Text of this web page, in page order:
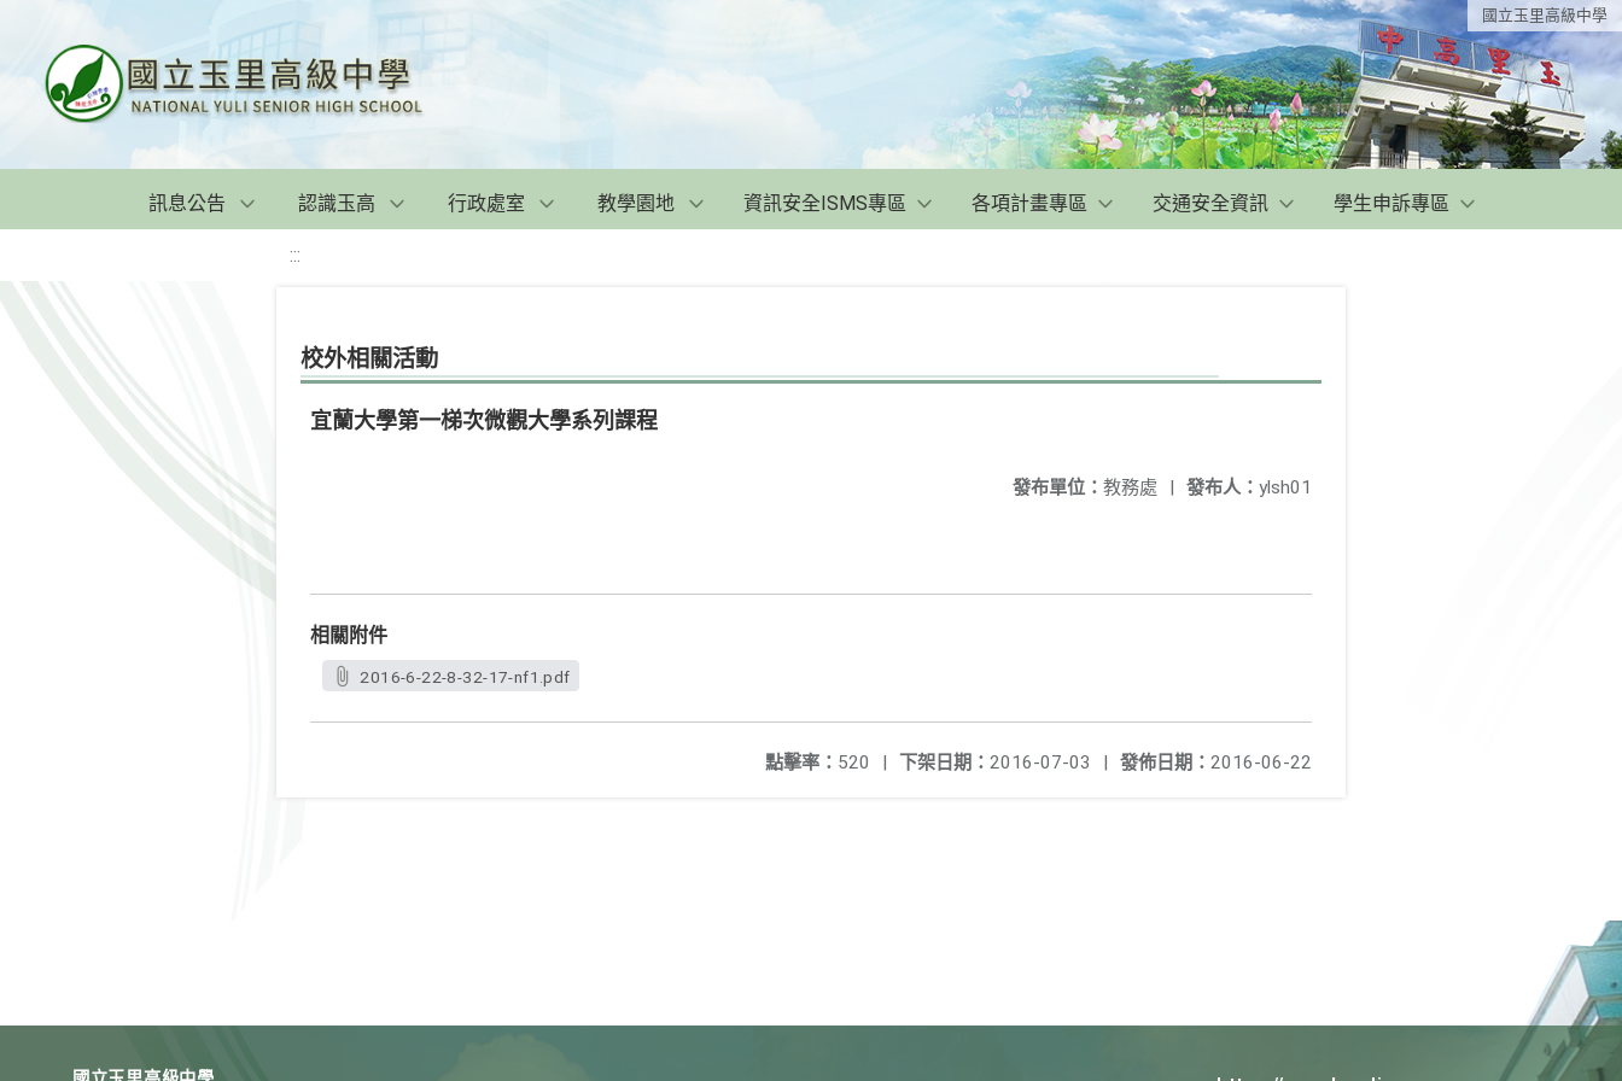
國立玉里高級中學
訊息公告 認識玉高 行政處室 教學園地 資訊安全ISMS專區 各項計畫專區 交通安全資訊 學生申訴專區
:::
校外相關活動
宜蘭大學第一梯次微觀大學系列課程
發布人： ylsh01
發布單位： 教務處 |
相關附件
2016-6-22-8-32-17-nf1.pdf
發佈日期： 2016-06-22
下架日期： 2016-07-03 |
點擊率： 520 |